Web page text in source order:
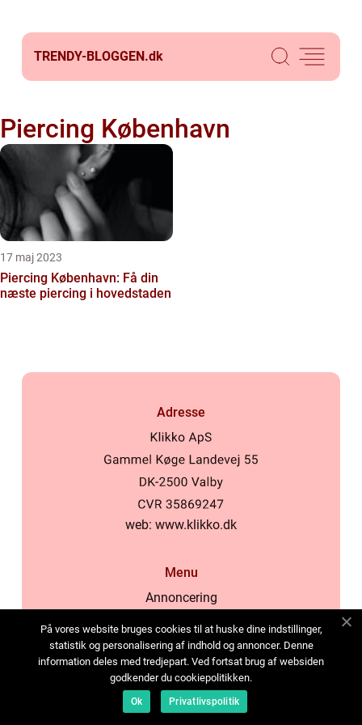
TRENDY-BLOGGEN.dk
Piercing København
17 maj 2023
Piercing København: Få din
næste piercing i hovedstaden
Adresse
web: www.klikko.dk
Menu
Annoncering
Cookies
Kontakt os
Sitemap
På vores website bruges cookies til at huske dine indstillinger,
statistik og personalisering af indhold og annoncer. Denne
information deles med tredjepart. Ved fortsat brug af websiden
godkender du cookiepolitikken.
Ok Privatlivspolitik